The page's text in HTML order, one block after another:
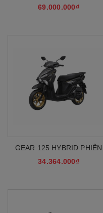
CHUẨN
69.000.000₫
GEAR 125 HYBRID PHIÊN
BẢN CAO CẤP
34.364.000₫